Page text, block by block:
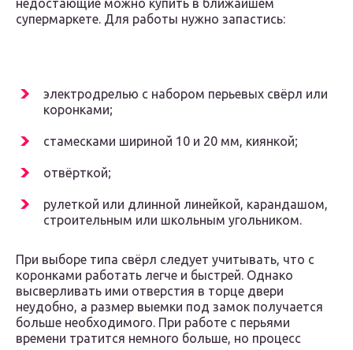
недостающие можно купить в ближайшем
супермаркете. Для работы нужно запастись:
электродрелью с набором перьевых свёрл или
коронками;
стамесками шириной 10 и 20 мм, киянкой;
отвёрткой;
рулеткой или длинной линейкой, карандашом,
строительным или школьным угольником.
При выборе типа свёрл следует учитывать, что с
коронками работать легче и быстрей. Однако
высверливать ими отверстия в торце двери
неудобно, а размер выемки под замок получается
больше необходимого. При работе с перьями
времени тратится немного больше, но процесс